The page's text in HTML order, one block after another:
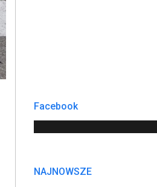
Facebook
NAJNOWSZE